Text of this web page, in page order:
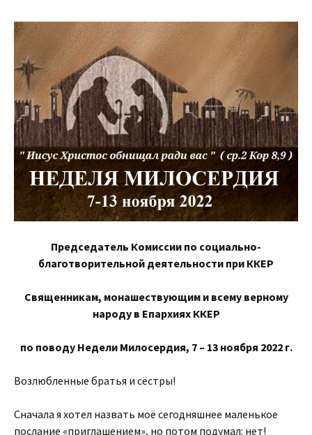
Председатель Комиссии по социально-
благотворительной деятельности при ККЕР
Священникам, монашествующим и всему верному
народу в Епархиях ККЕР
по поводу Недели Милосердия, 7 – 13 ноября 2022 г.
Возлюбленные братья и сёстры!
Сначала я хотел назвать моё сегодняшнее маленькое
послание «приглашением», но потом подумал: нет!